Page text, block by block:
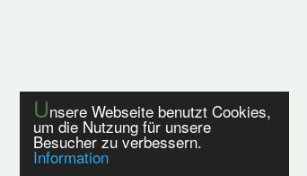
Unsere Webseite benutzt Cookies,
um die Nutzung für unsere
Besucher zu verbessern.
Information